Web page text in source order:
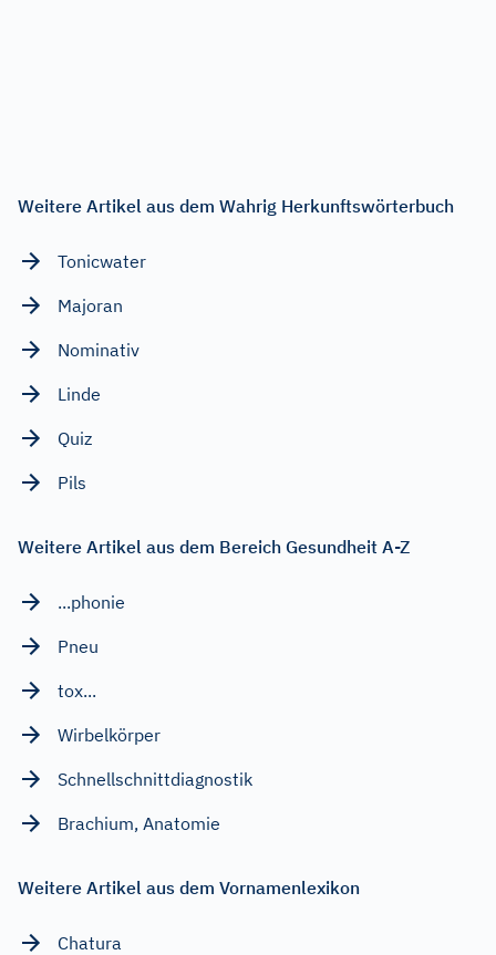
Weitere Artikel aus dem Wahrig Herkunftswörterbuch
Tonicwater
Majoran
Nominativ
Linde
Quiz
Pils
Weitere Artikel aus dem Bereich Gesundheit A-Z
...phonie
Pneu
tox...
Wirbelkörper
Schnellschnittdiagnostik
Brachium, Anatomie
Weitere Artikel aus dem Vornamenlexikon
Chatura